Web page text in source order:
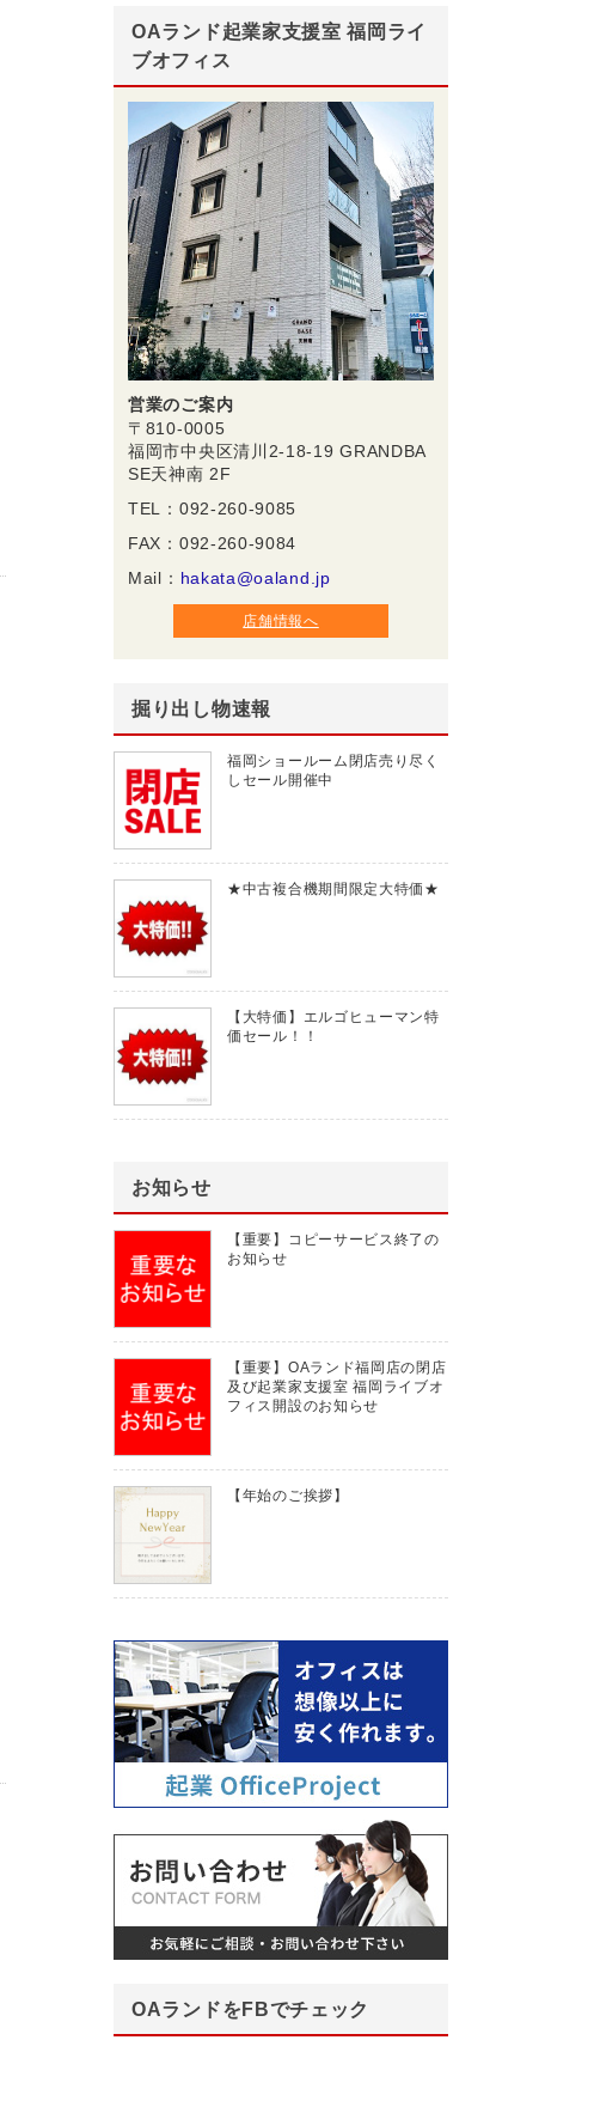
OAランド起業家支援室 福岡ライ
ブオフィス
営業のご案内
〒810-0005
福岡市中央区清川2-18-19 GRANDBA
SE天神南 2F
TEL：092-260-9085
FAX：092-260-9084
Mail： hakata@oaland.jp
店舗情報へ
掘り出し物速報
福岡ショールーム閉店売り尽く
しセール開催中
★中古複合機期間限定大特価★
【大特価】エルゴヒューマン特
価セール！！
お知らせ
【重要】コピーサービス終了の
お知らせ
【重要】OAランド福岡店の閉店
及び起業家支援室 福岡ライブオ
フィス開設のお知らせ
【年始のご挨拶】
OAランドをFBでチェック